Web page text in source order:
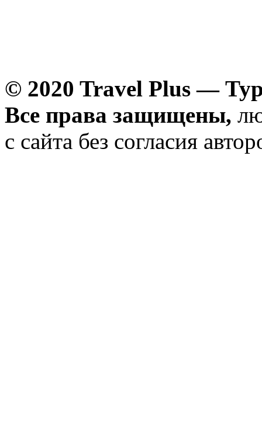
© 2020 Travel Plus —
Все права защищены,
с сайта без согласия